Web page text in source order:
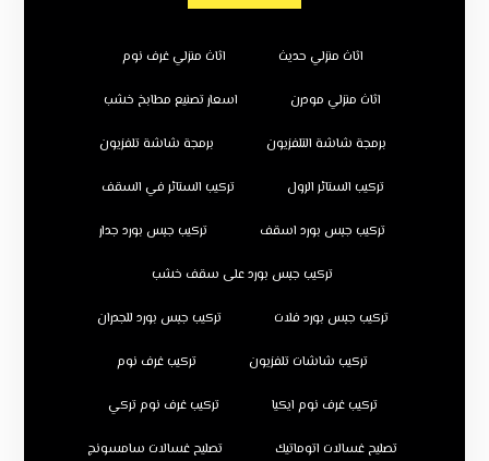
اثاث منزلي حديث اثاث منزلي غرف نوم
اثاث منزلي مودرن اسعار تصنيع مطابخ خشب
برمجة شاشة التلفزيون برمجة شاشة تلفزيون
تركيب الستائر الرول تركيب الستائر في السقف
تركيب جبس بورد اسقف تركيب جبس بورد جدار
تركيب جبس بورد على سقف خشب
تركيب جبس بورد فلات تركيب جبس بورد للجدران
تركيب شاشات تلفزيون تركيب غرف نوم
تركيب غرف نوم ايكيا تركيب غرف نوم تركي
تصليح غسالات اتوماتيك تصليح غسالات سامسونج